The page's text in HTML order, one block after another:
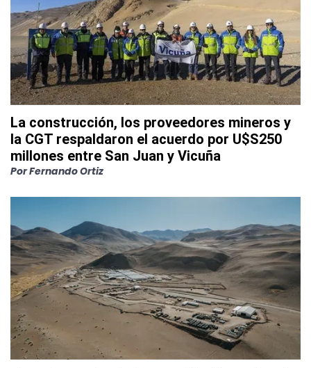
La construcción, los proveedores mineros y
la CGT respaldaron el acuerdo por U$S250
millones entre San Juan y Vicuña
PorFernando Ortiz